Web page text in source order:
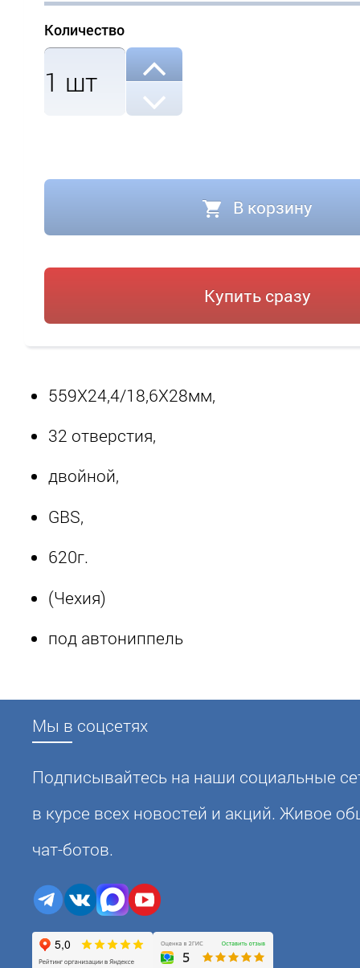
Количество
1 шт
В корзину
Купить сразу
559Х24,4/18,6Х28мм,
32 отверстия,
двойной,
GBS,
620г.
(Чехия)
под автониппель
Мы в соцсетях
Подписывайтесь на наши социальные
в курсе всех новостей и акций. Живое
чат-ботов.